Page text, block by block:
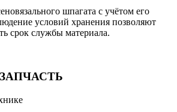
шпагата с учётом его
условий хранения позволяют
срок службы материала.